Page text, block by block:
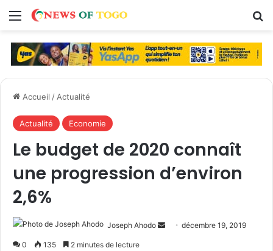
Menu
Accueil / Actualité
Actualité Economie
Le budget de 2020 connaît
une progression d’environ
2,6%
Joseph Ahodo décembre 19, 2019
0 135 2 minutes de lecture